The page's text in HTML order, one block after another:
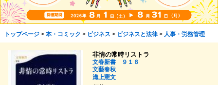
トップページ> 本・コミック > ビジネス > ビジネスと法律> 人事・労務管理
非情の常時リストラ
文春新書 ９１６
文藝春秋
溝上憲文